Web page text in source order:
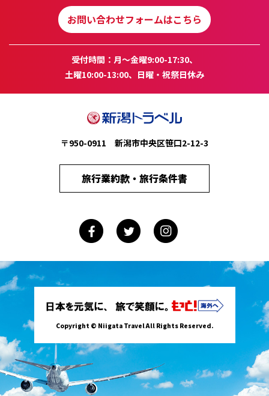
お問い合わせフォームはこちら
受付時間：月～金曜9:00-17:30、
土曜10:00-13:00、日曜・祝祭日休み
〒950-0911 新潟市中央区笹口2-12-3
旅行業約款・旅行条件書
Copyright © Niigata Travel All Rights Reserved.